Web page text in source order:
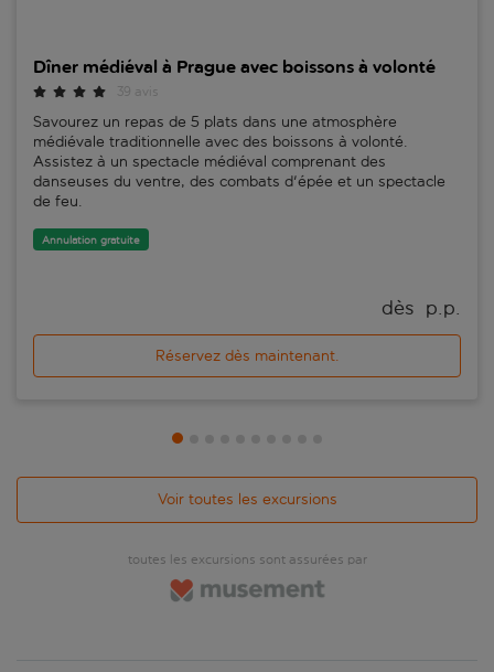
Dîner médiéval à Prague avec boissons à volonté
39 avis
Savourez un repas de 5 plats dans une atmosphère
médiévale traditionnelle avec des boissons à volonté.
Assistez à un spectacle médiéval comprenant des
danseuses du ventre, des combats d'épée et un spectacle
de feu.
Annulation gratuite
dès p.p.
Réservez dès maintenant.
Voir toutes les excursions
toutes les excursions sont assurées par